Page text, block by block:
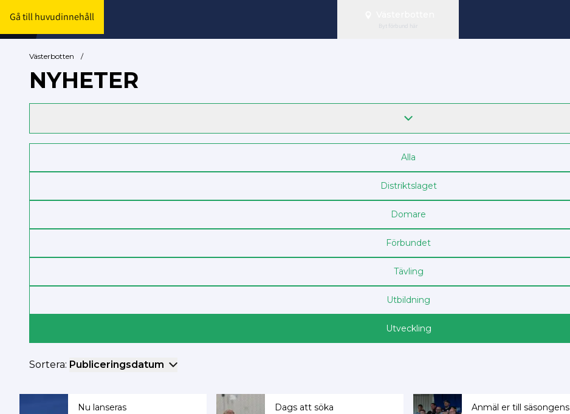
Gå till huvudinnehåll
Byt förbund här
Västerbotten /
NYHETER
Alla
Distriktslaget
Domare
Förbundet
Tävling
Utbildning
Utveckling
Sortera: Publiceringsdatum
Nu lanseras
Dags att söka
Anmäl er till säsongens